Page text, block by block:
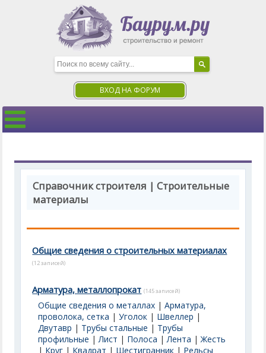
ВХОД НА ФОРУМ
Справочник строителя | Строительные
материалы
Общие сведения о строительных материалах
(12 записей)
Арматура, металлопрокат (145 записей)
Общие сведения о металлах |Арматура,
проволока, сетка |Уголок | Швеллер |
Двутавр | Трубы стальные | Трубы
профильные |Лист | Полоса |Лента |Жесть
| Круг | Квадрат | Шестигранник | Рельсы